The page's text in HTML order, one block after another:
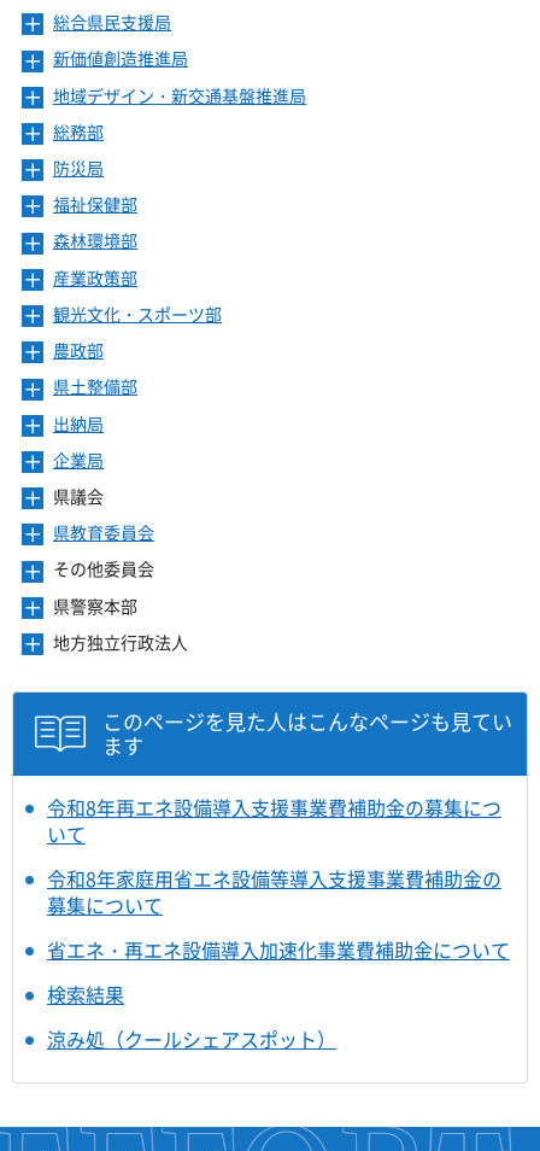
ー
開
き
ま
す
ニ
ュ
ー
を
開
き
ま
す
メ
ニ
ュ
ー
を
開
き
ま
す
総合県民支援局
メ
ニ
ュ
ー
を
開
き
ま
す
新価値創造推進局
メ
ニ
ュ
ー
を
開
き
ま
す
地域デザイン・新交通基盤推進局
メ
ニ
ュ
ー
開
き
ま
す
総務部
メ
ニ
ュ
ー
を
開
き
ま
す
防災局
メ
ニ
ュ
ー
を
開
き
ま
す
福祉保健部
メ
ニ
ュ
ー
を
開
き
ま
す
森林環境部
メ
ニ
ュ
ー
を
開
き
ま
す
産業政策部
メ
ニ
ュ
ー
を
開
き
ま
す
観光文化・スポーツ部
メ
ニ
ュ
ー
を
開
き
ま
す
農政部
メ
ニ
ュ
ー
を
開
き
ま
す
県土整備部
メ
ニ
ュ
ー
を
開
き
ま
す
出納局
メ
ニ
ュ
ー
を
開
き
ま
す
企業局
メ
ニ
ュ
ー
を
開
き
ま
県議会
メ
ニ
ュ
ー
を
開
ま
す
県教育委員会
メ
ニ
ュ
ー
を
開
す
その他委員会
メ
ニ
ュ
を
開
き
県警察本部
メ
ュ
ー
き
ま
地方独立行政法人
このページを見た人はこんなページも見てい
ます
令和8年再エネ設備導入支援事業費補助金の募集につ
いて
令和8年家庭用省エネ設備等導入支援事業費補助金の
募集について
省エネ・再エネ設備導入加速化事業費補助金について
検索結果
涼み処（クールシェアスポット）